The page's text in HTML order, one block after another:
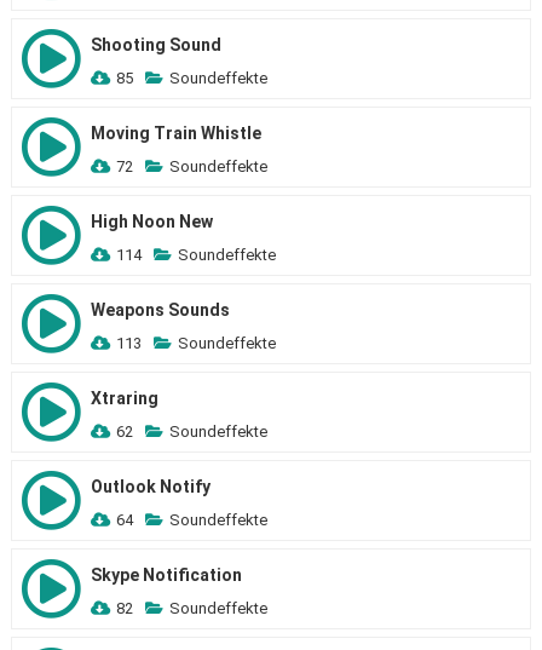
Shooting Sound
85 Soundeffekte
Moving Train Whistle
72 Soundeffekte
High Noon New
114 Soundeffekte
Weapons Sounds
113 Soundeffekte
Xtraring
62 Soundeffekte
Outlook Notify
64 Soundeffekte
Skype Notification
82 Soundeffekte